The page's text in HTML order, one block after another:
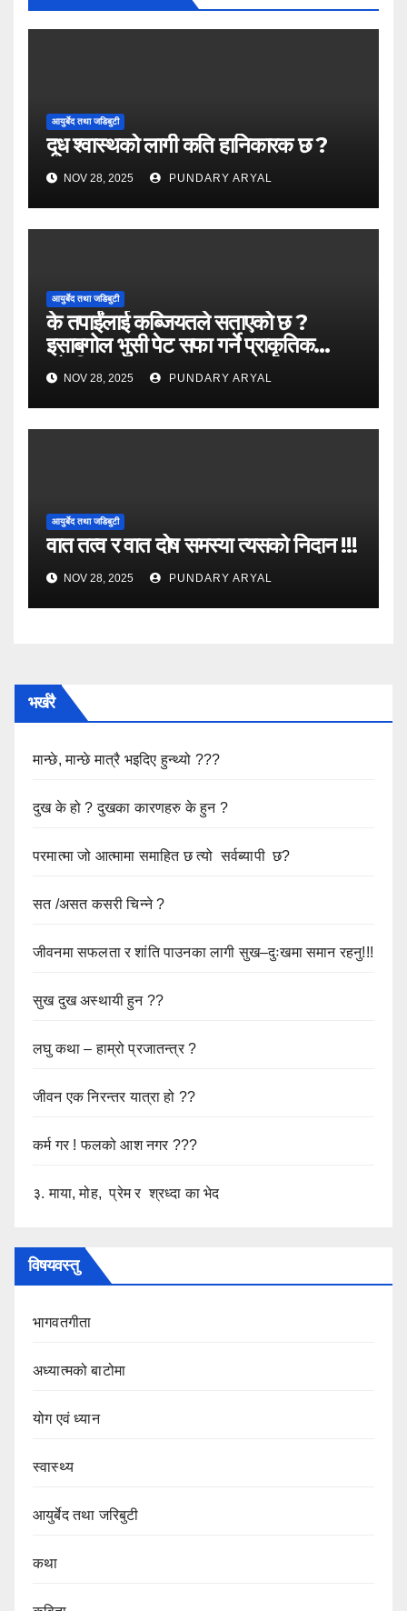
आयुर्बेद तथा जडिबुटी
दूध श्वास्थको लागी कति हानिकारक छ ?
NOV 28, 2025 PUNDARY ARYAL
आयुर्बेद तथा जडिबुटी
के तपाईंलाई कब्जियतले सताएको छ ?
इसाबगोल भुसी पेट सफा गर्ने प्राकृतिक
औषधि ?
NOV 28, 2025 PUNDARY ARYAL
आयुर्बेद तथा जडिबुटी
वात तत्व र वात दोष समस्या त्यसको निदान !!!
NOV 28, 2025 PUNDARY ARYAL
भर्खरै
मान्छे, मान्छे मात्रै भइदिए हुन्थ्यो ???
दुख के हो ? दुखका कारणहरु के हुन ?
परमात्मा जो आत्मामा समाहित छ त्यो सर्वब्यापी छ?
सत /असत कसरी चिन्ने ?
जीवनमा सफलता र शांति पाउनका लागी सुख–दुःखमा समान रहनु!!!
सुख दुख अस्थायी हुन ??
लघु कथा – हाम्रो प्रजातन्त्र ?
जीवन एक निरन्तर यात्रा हो ??
कर्म गर ! फलको आश नगर ???
३. माया, मोह, प्रेम र श्रध्दा का भेद
विषयवस्तु
भागवतगीता
अध्यात्मको बाटोमा
योग एवं ध्यान
स्वास्थ्य
आयुर्बेद तथा जरिबुटी
कथा